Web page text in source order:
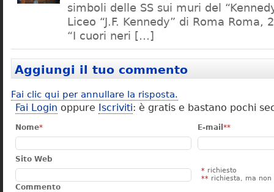
simboli delle SS sui muri del
Liceo “J.F. Kennedy” di Roma Roma,
“I cuori neri […]
Aggiungi il tuo commento
Fai clic qui per annullare la risposta.
Fai Login oppure Iscriviti: è gratis e bastano pochi
Nome* E-mail **
Sito Web
* richiesto
** richiesta, ma non
Commento